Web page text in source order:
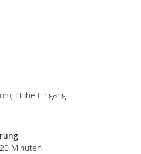
Höhe Eingang
Minuten